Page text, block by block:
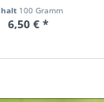
100 Gramm
6,50 € *